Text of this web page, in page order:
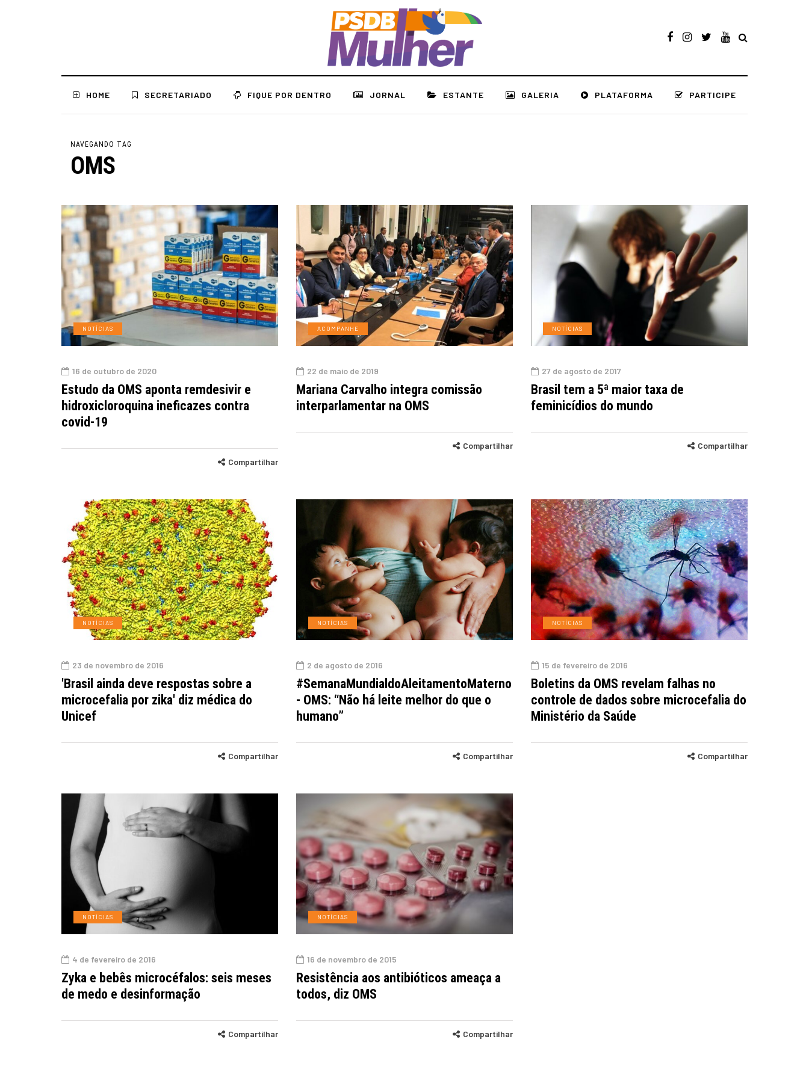
HOME SECRETARIADO FIQUE POR DENTRO JORNAL ESTANTE GALERIA PLATAFORMA PARTICIPE
NAVEGANDO TAG
OMS
NOTÍCIAS
16 de outubro de 2020
Estudo da OMS aponta remdesivir e
hidroxicloroquina ineficazes contra
covid-19
Compartilhar
ACOMPANHE
22 de maio de 2019
Mariana Carvalho integra comissão
interparlamentar na OMS
Compartilhar
NOTÍCIAS
27 de agosto de 2017
Brasil tem a 5ª maior taxa de
feminicídios do mundo
Compartilhar
NOTÍCIAS
23 de novembro de 2016
'Brasil ainda deve respostas sobre a
microcefalia por zika' diz médica do
Unicef
Compartilhar
NOTÍCIAS
2 de agosto de 2016
#SemanaMundialdoAleitamentoMaterno
- OMS: “Não há leite melhor do que o
humano”
Compartilhar
NOTÍCIAS
15 de fevereiro de 2016
Boletins da OMS revelam falhas no
controle de dados sobre microcefalia do
Ministério da Saúde
Compartilhar
NOTÍCIAS
4 de fevereiro de 2016
Zyka e bebês microcéfalos: seis meses
de medo e desinformação
Compartilhar
NOTÍCIAS
16 de novembro de 2015
Resistência aos antibióticos ameaça a
todos, diz OMS
Compartilhar